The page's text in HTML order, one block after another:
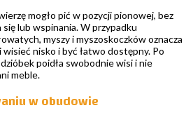
mogło pić w pozycji pionowej, bez
lub wspinania. W przypadku
myszy i myszoskoczków oznacza
wisieć nisko i być łatwo dostępny. Po
poidła swobodnie wisi i nie
meble.
w obudowie